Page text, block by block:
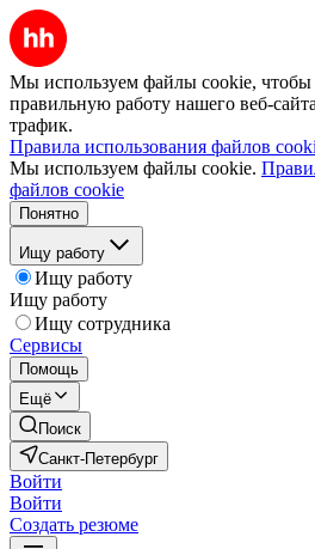
Мы используем файлы cookie, чтобы
правильную работу нашего веб-
трафик.
Правила использования файлов
Мы используем файлы cookie.
файлов cookie
Понятно
Ищу работу
Ищу работу
Ищу работу
Ищу сотрудника
Сервисы
Помощь
Ещё
Поиск
Санкт-Петербург
Войти
Войти
Создать резюме